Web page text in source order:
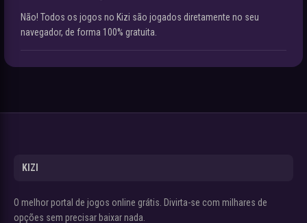
Não! Todos os jogos no Kizi são jogados diretamente no seu
navegador, de forma 100% gratuita.
KIZI
O melhor portal de jogos online grátis. Divirta-se com milhares de
opções sem precisar baixar nada.